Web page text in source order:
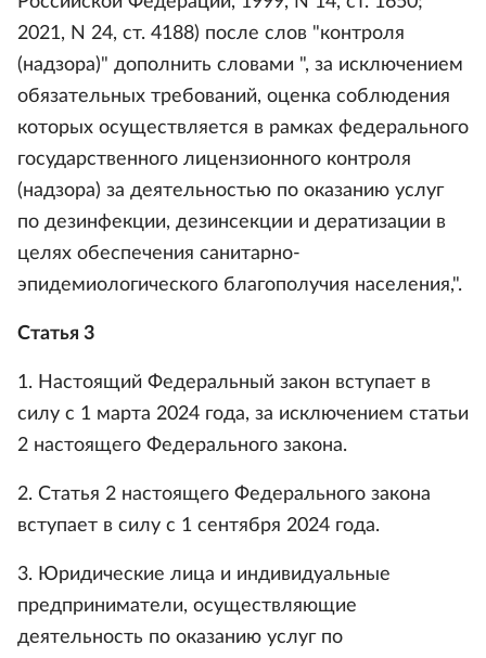
2021, N 24, ст. 4188) после слов "контроля
(надзора)" дополнить словами ", за исключением
обязательных требований, оценка соблюдения
которых осуществляется в рамках федерального
государственного лицензионного контроля
(надзора) за деятельностью по оказанию услуг
по дезинфекции, дезинсекции и дератизации в
целях обеспечения санитарно-
эпидемиологического благополучия населения,".
Статья 3
1. Настоящий Федеральный закон вступает в
силу с 1 марта 2024 года, за исключением статьи
2 настоящего Федерального закона.
2. Статья 2 настоящего Федерального закона
вступает в силу с 1 сентября 2024 года.
3. Юридические лица и индивидуальные
предприниматели, осуществляющие
деятельность по оказанию услуг по